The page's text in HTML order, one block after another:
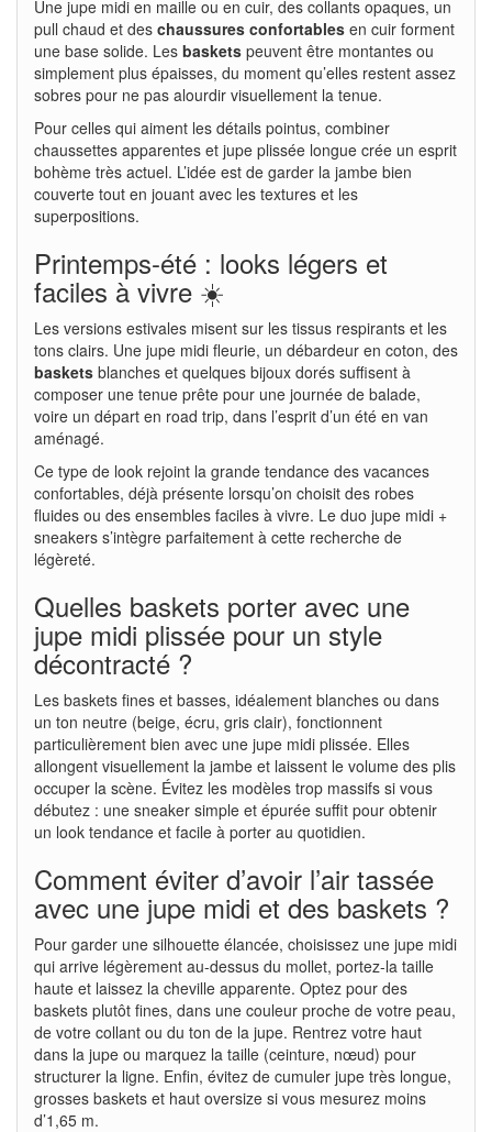
Une jupe midi en maille ou en cuir, des collants opaques, un
pull chaud et des chaussures confortables en cuir forment
une base solide. Les baskets peuvent être montantes ou
simplement plus épaisses, du moment qu’elles restent assez
sobres pour ne pas alourdir visuellement la tenue.
Pour celles qui aiment les détails pointus, combiner
chaussettes apparentes et jupe plissée longue crée un esprit
bohème très actuel. L’idée est de garder la jambe bien
couverte tout en jouant avec les textures et les
superpositions.
Printemps-été : looks légers et
faciles à vivre ☀️
Les versions estivales misent sur les tissus respirants et les
tons clairs. Une jupe midi fleurie, un débardeur en coton, des
baskets blanches et quelques bijoux dorés suffisent à
composer une tenue prête pour une journée de balade,
voire un départ en road trip, dans l’esprit d’un été en van
aménagé.
Ce type de look rejoint la grande tendance des vacances
confortables, déjà présente lorsqu’on choisit des robes
fluides ou des ensembles faciles à vivre. Le duo jupe midi +
sneakers s’intègre parfaitement à cette recherche de
légèreté.
Quelles baskets porter avec une
jupe midi plissée pour un style
décontracté ?
Les baskets fines et basses, idéalement blanches ou dans
un ton neutre (beige, écru, gris clair), fonctionnent
particulièrement bien avec une jupe midi plissée. Elles
allongent visuellement la jambe et laissent le volume des plis
occuper la scène. Évitez les modèles trop massifs si vous
débutez : une sneaker simple et épurée suffit pour obtenir
un look tendance et facile à porter au quotidien.
Comment éviter d’avoir l’air tassée
avec une jupe midi et des baskets ?
Pour garder une silhouette élancée, choisissez une jupe midi
qui arrive légèrement au-dessus du mollet, portez-la taille
haute et laissez la cheville apparente. Optez pour des
baskets plutôt fines, dans une couleur proche de votre peau,
de votre collant ou du ton de la jupe. Rentrez votre haut
dans la jupe ou marquez la taille (ceinture, nœud) pour
structurer la ligne. Enfin, évitez de cumuler jupe très longue,
grosses baskets et haut oversize si vous mesurez moins
d’1,65 m.